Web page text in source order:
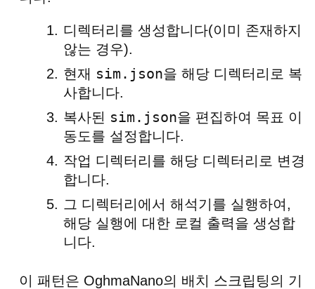
디렉터리를 생성합니다(이미 존재하지
않는 경우).
현재 sim.json을 해당 디렉터리로 복
사합니다.
복사된 sim.json을 편집하여 목표 이
동도를 설정합니다.
작업 디렉터리를 해당 디렉터리로 변경
합니다.
그 디렉터리에서 해석기를 실행하여,
해당 실행에 대한 로컬 출력을 생성합
니다.
이 패턴은 OghmaNano의 배치 스크립팅의 기